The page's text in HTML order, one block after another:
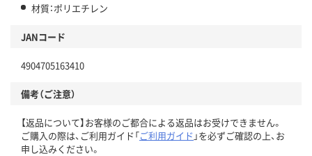
材質：ポリエチレン
JANコード
4904705163410
備考（ご注意）
【返品について】お客様のご都合による返品はお受けできません。
ご購入の際は、ご利用ガイド「ご利用ガイド 」を必ずご確認の上、お
申し込みください。